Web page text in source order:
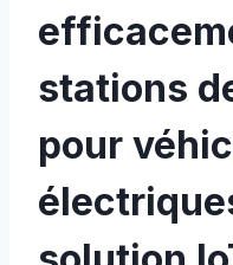
stations
pour